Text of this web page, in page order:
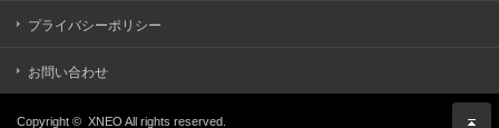
プライバシーポリシー
お問い合わせ
Copyright © XNEO All rights reserved.